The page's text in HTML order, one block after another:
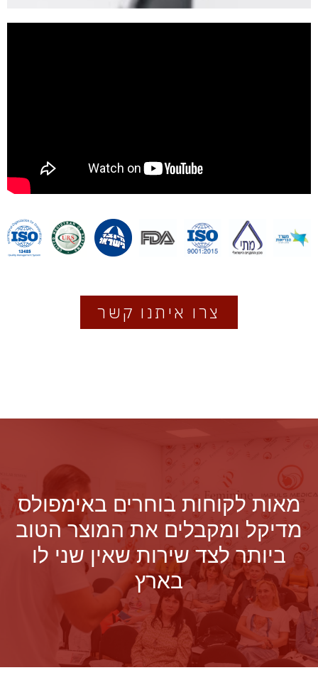
צרו איתנו קשר
מאות לקוחות בוחרים באימפולס
מדיקל ומקבלים את המוצר הטוב
ביותר לצד שירות שאין שני לו
בארץ